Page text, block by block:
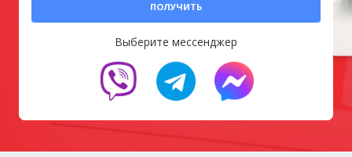
ПОЛУЧИТЬ
Выберите мессенджер